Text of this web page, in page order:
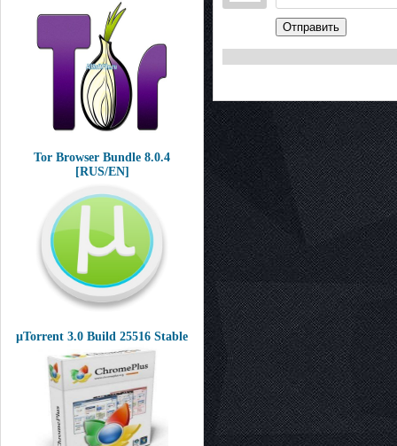
Tor Browser Bundle 8.0.4
[RUS/EN]
µTorrent 3.0 Build 25516 Stable
Отправить